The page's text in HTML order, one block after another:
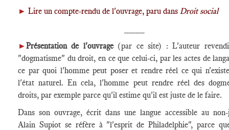
► Lire un compte-rendu de l'ouvrage, paru dans Droit social
►Présentation de l'ouvrage (par ce site) : L'auteur
"dogmatisme" du droit, en ce que celui-ci, par les actes de
ce par quoi l'homme peut poser et rendre réel ce qui
l'état naturel. En cela, l'homme peut rendre réel des
droits, par exemple parce qu'il estime qu'il est juste de le faire.
Dans son ouvrage, écrit dans une langue accessible au
Alain Supiot se réfère à "l'esprit de Philadelphie", parce